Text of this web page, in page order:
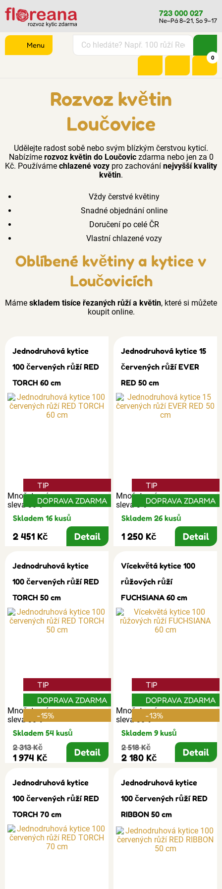
723 000 027
Ne–Pá 8–21, So 9–17
0
Menu
Rozvoz květin
Loučovice
Udělejte radost sobě nebo svým blízkým čerstvou kyticí.
Nabízíme rozvoz květin do Loučoviczdarma nebo jen za 0
Kč. Používáme chlazené vozy pro zachování nejvyšší kvality
květin.
Vždy čerstvé květiny
Snadné objednání online
Doručení po celé ČR
Vlastní chlazené vozy
Oblíbené květiny a kytice v
Loučovicích
Máme skladem tisíce řezaných růží a květin, které si můžete
koupit online.
Jednodruhová kytice
100 červených růží RED
TORCH 60 cm
Množstevní
sleva 30%
TIP
DOPRAVA ZDARMA
Skladem 16 kusů
2 451 Kč Detail
Jednodruhová kytice 15
červených růží EVER
RED 50 cm
Množstevní
sleva 3%
TIP
DOPRAVA ZDARMA
Skladem 26 kusů
1 250 Kč Detail
Jednodruhová kytice
100 červených růží RED
TORCH 50 cm
Množstevní
sleva 30%
TIP
DOPRAVA ZDARMA
-15%
Skladem 54 kusů
2 313 Kč
1 974 Kč Detail
Vícekvětá kytice 100
růžových růží
FUCHSIANA 60 cm
Množstevní
sleva 30%
TIP
DOPRAVA ZDARMA
-13%
Skladem 9 kusů
2 518 Kč
2 180 Kč Detail
Jednodruhová kytice
100 červených růží RED
TORCH 70 cm
Jednodruhová kytice
100 červených růží RED
RIBBON 50 cm